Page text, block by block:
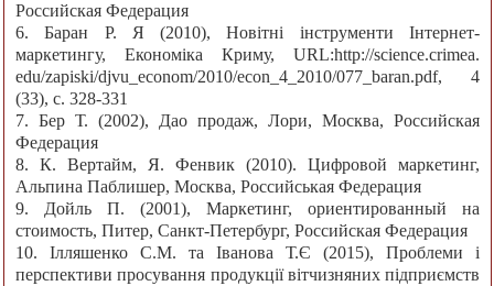
Российская Федерация
6. Баран Р. Я (2010), Новітні інструменти Інтернет-
маркетингу, Економіка Криму, URL:http://science.crimea.
edu/zapiski/djvu_econom/2010/econ_4_2010/077_baran.pdf, 4
(33), с. 328-331
7. Бер Т. (2002), Дао продаж, Лори, Москва, Российская
Федерация
8. К. Вертайм, Я. Фенвик (2010). Цифровой маркетинг,
Альпина Паблишер, Москва, Российськая Федерация
9. Дойль П. (2001), Маркетинг, ориентированный на
стоимость, Питер, Санкт-Петербург, Российская Федерация
10. Ілляшенко С.М. та Іванова Т.Є (2015), Проблеми і
перспективи просування продукції вітчизняних підприємств